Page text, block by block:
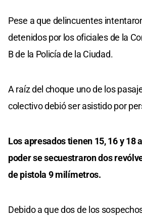
Pese a que delincuentes
detenidos por los oficiales de la
B de la Policía de la Ciudad.
A raíz del choque uno de los
colectivo debió ser asistido por
Los apresados tienen 15, 16 y 18
poder se secuestraron dos
de pistola 9 milímetros.
Debido a que dos de los